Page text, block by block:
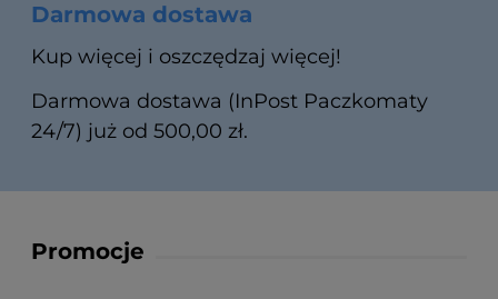
Darmowa dostawa
Kup więcej i oszczędzaj więcej!
Darmowa dostawa (InPost Paczkomaty
24/7) już od 500,00 zł.
Promocje